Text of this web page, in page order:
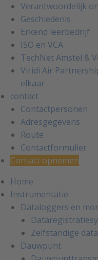
Verantwoordelijk
Geschiedenis
Erkend leerbedrijf
ISO en VCA
TechNet Amstel &
Viridi Air
elkaar
contact
Contactpersonen
Adresgegevens
Route
Contactformulier
Contact opnemen
Home
Instrumentatie
Dataloggers en
Zelfstandige
Dauwpunt